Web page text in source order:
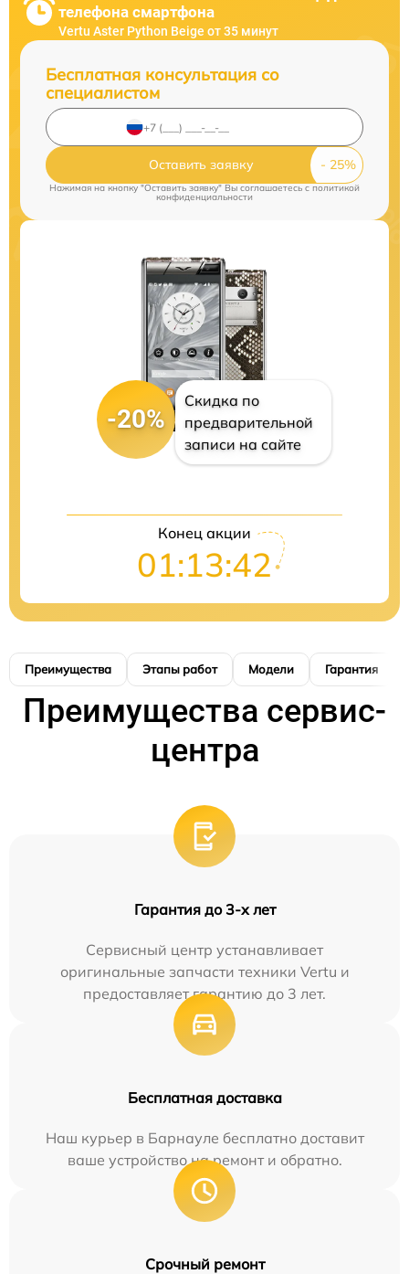
телефона смартфона
Vertu Aster Python Beige от 35 минут
Бесплатная консультация со
специалистом
Оставить заявку
Нажимая на кнопку "Оставить заявку" Вы соглашаетесь cполитикой
конфиденциальности
-20%
Скидка по
предварительной
записи на сайте
Конец акции
01:13:41
Преимущества Этапы работ Модели Гарантия
Преимущества сервис-
центра
Гарантия до 3-х лет
Сервисный центр устанавливает
оригинальные запчасти техники Vertu и
предоставляет гарантию до 3 лет.
Бесплатная доставка
Наш курьер в Барнауле бесплатно доставит
ваше устройство на ремонт и обратно.
Срочный ремонт